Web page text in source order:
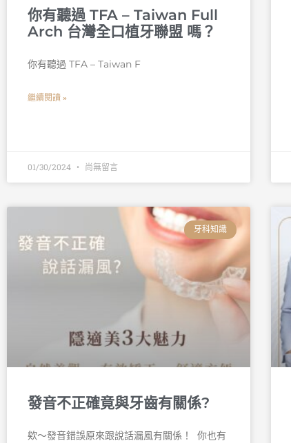
你有聽過 TFA – Taiwan Full
Arch 台灣全口植牙聯盟 嗎？
你有聽過 TFA – Taiwan F
繼續閱讀 »
01/30/2024 尚無留言
牙科知識
發音不正確竟與牙齒有關係?
欸～發音錯誤原來跟說話漏風有關係！ 󠀠 你也有